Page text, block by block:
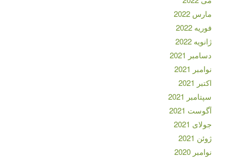
مارس 2022
فوریه 2022
ژانویه 2022
دسامبر 2021
نوامبر 2021
اکتبر 2021
سپتامبر 2021
آگوست 2021
جولای 2021
ژوئن 2021
نوامبر 2020